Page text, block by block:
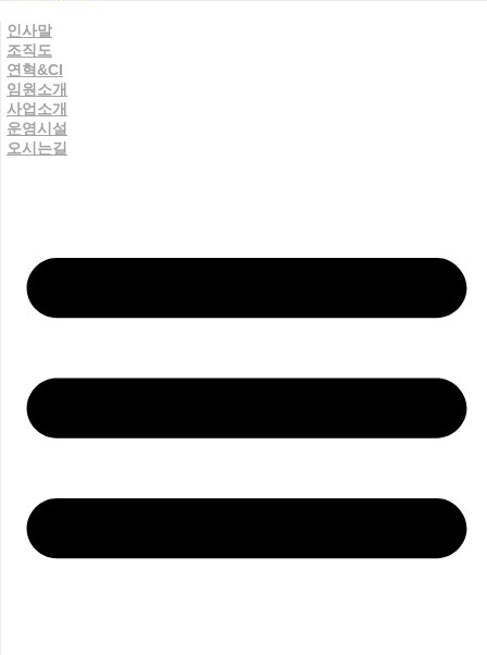
인사말
조직도
연혁&CI
임원소개
사업소개
운영시설
오시는길